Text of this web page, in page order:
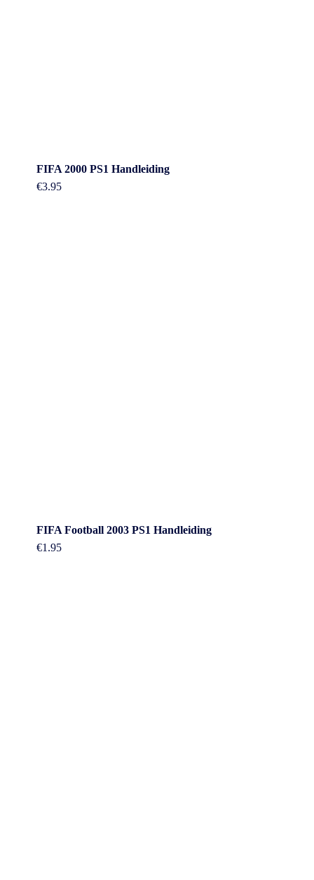
FIFA 2000 PS1 Handleiding
€3.95
FIFA Football 2003 PS1 Handleiding
€1.95